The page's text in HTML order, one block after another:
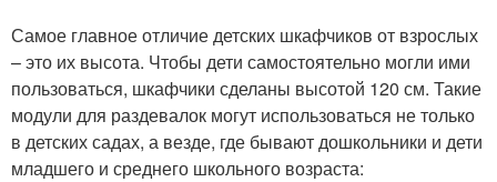
Самое главное отличие детских шкафчиков от взрослых
– это их высота. Чтобы дети самостоятельно могли ими
пользоваться, шкафчики сделаны высотой 120 см. Такие
модули для раздевалок могут использоваться не только
в детских садах, а везде, где бывают дошкольники и дети
младшего и среднего школьного возраста: